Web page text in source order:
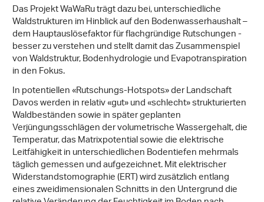
Das Projekt WaWaRu trägt dazu bei, unterschiedliche
Waldstrukturen im Hinblick auf den Bodenwasserhaushalt –
dem Hauptauslösefaktor für flachgründige Rutschungen -
besser zu verstehen und stellt damit das Zusammenspiel
von Waldstruktur, Bodenhydrologie und Evapotranspiration
in den Fokus.
In potentiellen «Rutschungs-Hotspots» der Landschaft
Davos werden in relativ «gut» und «schlecht» strukturierten
Waldbeständen sowie in später geplanten
Verjüngungsschlägen der volumetrische Wassergehalt, die
Temperatur, das Matrixpotential sowie die elektrische
Leitfähigkeit in unterschiedlichen Bodentiefen mehrmals
täglich gemessen und aufgezeichnet. Mit elektrischer
Widerstandstomographie (ERT) wird zusätzlich entlang
eines zweidimensionalen Schnitts in den Untergrund die